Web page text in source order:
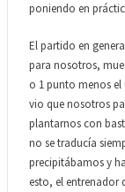
poniendo en
El partido en
para nosotros,
o 1 punto menos
vio que nosotros
plantarnos con
no se traducía
precipitábamos y
esto, el entrenador